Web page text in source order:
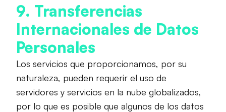
9. Transferencias
Internacionales de Datos
Personales
Los servicios que proporcionamos, por su
naturaleza, pueden requerir el uso de
servidores y servicios en la nube globalizados,
por lo que es posible que algunos de los datos